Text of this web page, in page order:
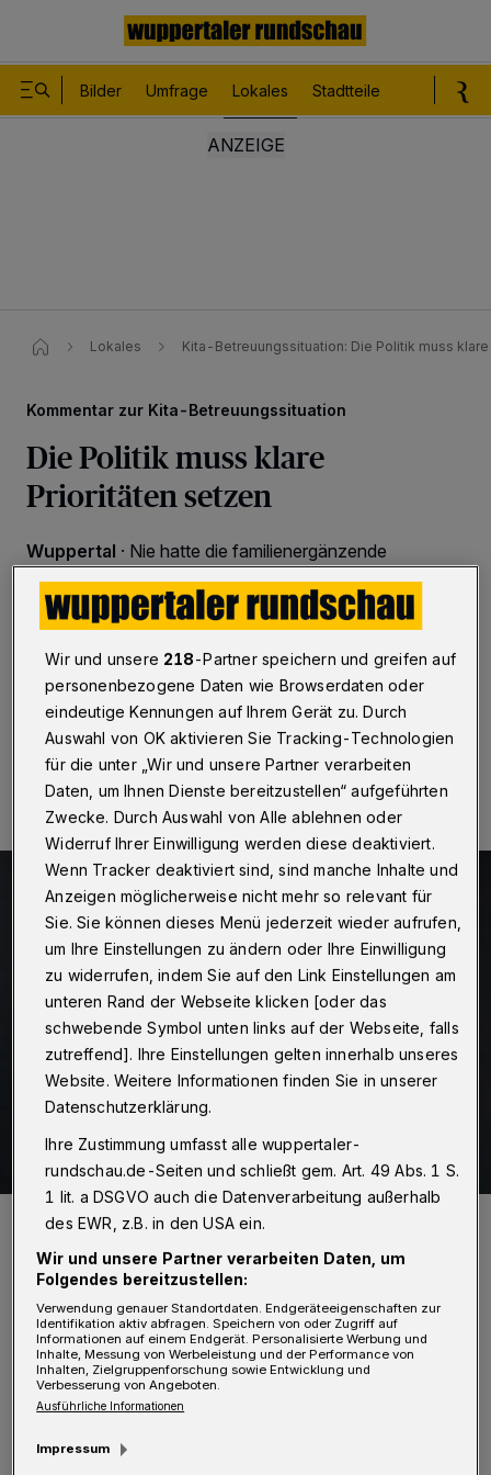
Bilder Umfrage Lokales Stadtteile
Lokales Kita-Betreuungssituation​: Die Politik muss
Kommentar zur Kita-Betreuungssituation
Die Politik muss klare
Prioritäten setzen
Wuppertal · Nie hatte die familienergänzende
Betreuung von kleinen Kindern eine so hohe
Bedeutung. Und nie war die Diskrepanz zwischen
Bedarf und Bedarfsdeckung so hoch. Quantitativ und
unserer Kinder ist mehr als problematisch.
Eine Minute Lesezeit
Nina Bossy.
Von Nina Bossy
icht nur in Wuppertal, sondern in vielen
Wir und unsere 218-Partner speichern und greifen auf
personenbezogene Daten wie Browserdaten oder
eindeutige Kennungen auf Ihrem Gerät zu. Durch
Auswahl von OK aktivieren Sie Tracking-Technologien
für die unter „Wir und unsere Partner verarbeiten
Daten, um Ihnen Dienste bereitzustellen“ aufgeführten
Zwecke. Durch Auswahl von Alle ablehnen oder
Widerruf Ihrer Einwilligung werden diese deaktiviert.
Wenn Tracker deaktiviert sind, sind manche Inhalte und
Anzeigen möglicherweise nicht mehr so relevant für
Sie. Sie können dieses Menü jederzeit wieder aufrufen,
um Ihre Einstellungen zu ändern oder Ihre Einwilligung
zu widerrufen, indem Sie auf den Link Einstellungen am
unteren Rand der Webseite klicken [oder das
schwebende Symbol unten links auf der Webseite, falls
zutreffend]. Ihre Einstellungen gelten innerhalb unseres
Website. Weitere Informationen finden Sie in unserer
Datenschutzerklärung.
Ihre Zustimmung umfasst alle wuppertaler-
rundschau.de-Seiten und schließt gem. Art. 49 Abs. 1 S.
1 lit. a DSGVO auch die Datenverarbeitung außerhalb
des EWR, z.B. in den USA ein.
Wir und unsere Partner verarbeiten Daten, um
Folgendes bereitzustellen:
Verwendung genauer Standortdaten. Endgeräteeigenschaften zur
Identifikation aktiv abfragen. Speichern von oder Zugriff auf
Informationen auf einem Endgerät. Personalisierte Werbung und
Inhalte, Messung von Werbeleistung und der Performance von
Inhalten, Zielgruppenforschung sowie Entwicklung und
Verbesserung von Angeboten.
Ausführliche Informationen
Impressum